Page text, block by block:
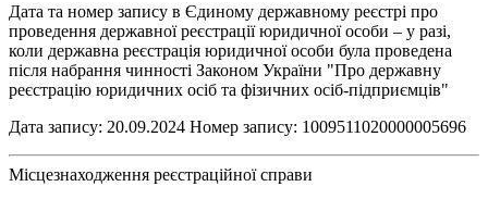
Дата та номер запису в Єдиному державному реєстрі про
проведення державної реєстрації юридичної особи – у разі,
коли державна реєстрація юридичної особи була проведена
після набрання чинності Законом України "Про державну
реєстрацію юридичних осіб та фізичних осіб-підприємців"
Дата запису: 20.09.2024 Номер запису: 1009511020000005696
Місцезнаходження реєстраційної справи